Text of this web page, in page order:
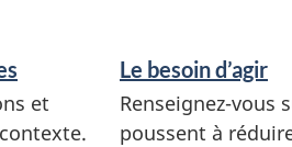
et
Le besoin d’agir
Renseignez-vous
poussent à